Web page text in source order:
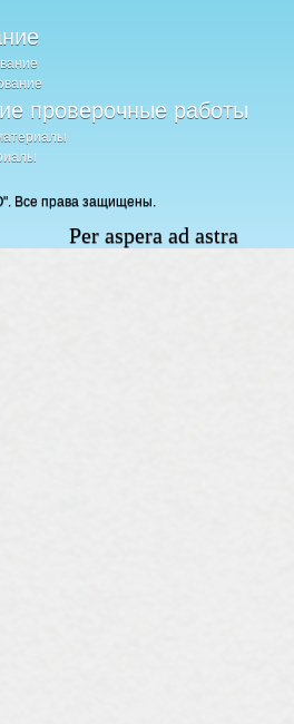
проверочные работы
Все права защищены.
Per aspera ad astra